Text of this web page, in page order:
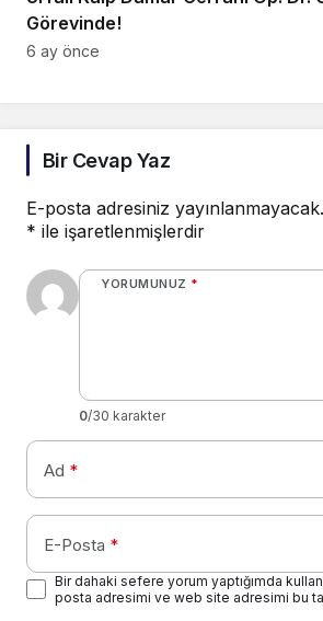
Görevinde!
6 ay önce
Bir Cevap Yaz
E-posta adresiniz yayınlanmayacak.
* ile işaretlenmişlerdir
YORUMUNUZ *
0/30 karakter
Ad *
E-Posta *
Bir dahaki sefere yorum yaptığımda
posta adresimi ve web site adresimi bu